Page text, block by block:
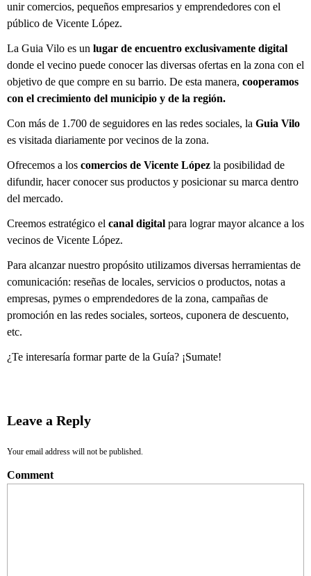
unir comercios, pequeños empresarios y emprendedores con el
público de Vicente López.
La Guia Vilo es un lugar de encuentro exclusivamente digital
donde el vecino puede conocer las diversas ofertas en la zona con el
objetivo de que compre en su barrio. De esta manera, cooperamos
con el crecimiento del municipio y de la región.
Con más de 1.700 de seguidores en las redes sociales, la Guia Vilo
es visitada diariamente por vecinos de la zona.
Ofrecemos a los comercios de Vicente López la posibilidad de
difundir, hacer conocer sus productos y posicionar su marca dentro
del mercado.
Creemos estratégico el canal digital para lograr mayor alcance a los
vecinos de Vicente López.
Para alcanzar nuestro propósito utilizamos diversas herramientas de
comunicación: reseñas de locales, servicios o productos, notas a
empresas, pymes o emprendedores de la zona, campañas de
promoción en las redes sociales, sorteos, cuponera de descuento,
etc.
¿Te interesaría formar parte de la Guía? ¡Sumate!
Leave a Reply
Your email address will not be published.
Comment